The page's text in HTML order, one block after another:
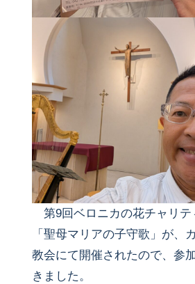
第9回ベロニカの花チャリテ
「聖母マリアの子守歌」が、
教会にて開催されたので、参
きました。